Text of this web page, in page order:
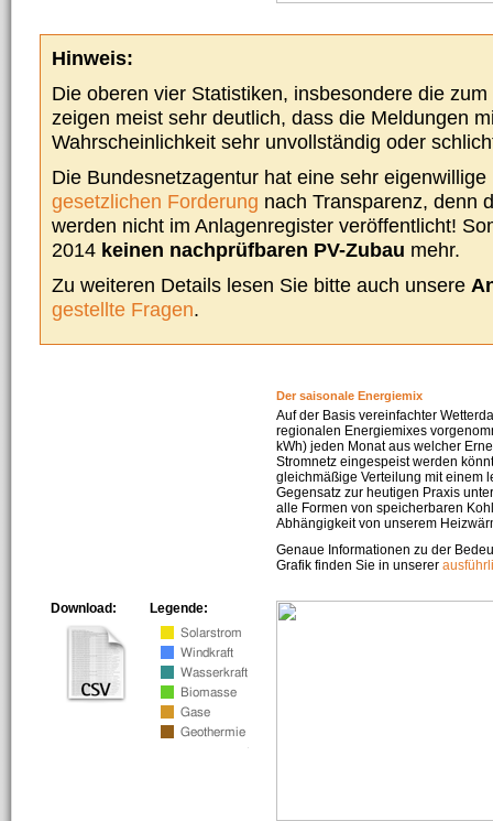
Hinweis:
Die oberen vier Statistiken, insbesondere die
zeigen meist sehr deutlich, dass die Meldungen
Wahrscheinlichkeit sehr unvollständig oder
Die Bundesnetzagentur hat eine sehr
gesetzlichen Forderung nach Transparenz, denn
werden nicht im Anlagenregister veröffentlicht!
2014 keinen nachprüfbaren PV-Zubau mehr.
Zu weiteren Details lesen Sie bitte auch unsere
gestellte Fragen.
Der saisonale Energiemix
Auf der Basis vereinfachter
regionalen Energiemixes
kWh) jeden Monat aus welcher
Stromnetz eingespeist werden
gleichmäßige Verteilung mit einem
Gegensatz zur heutigen Praxis
alle Formen von speicherbaren
Abhängigkeit von unserem
Genaue Informationen zu der
Grafik finden Sie in unserer
Legende:
Download: